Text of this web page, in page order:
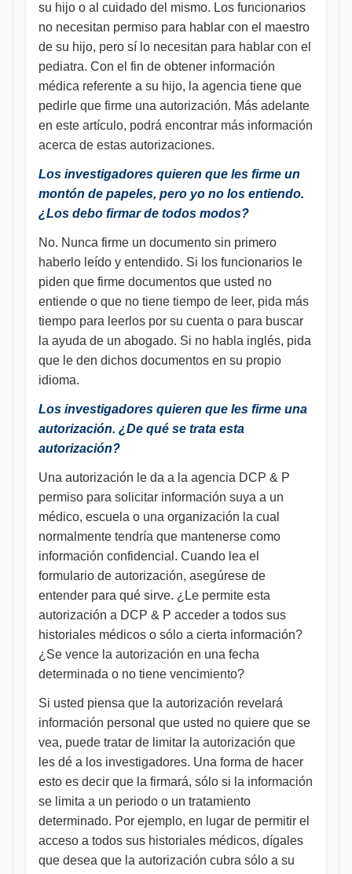
su hijo o al cuidado del mismo. Los funcionarios
no necesitan permiso para hablar con el maestro
de su hijo, pero sí lo necesitan para hablar con el
pediatra. Con el fin de obtener información
médica referente a su hijo, la agencia tiene que
pedirle que firme una autorización. Más adelante
en este artículo, podrá encontrar más información
acerca de estas autorizaciones.
Los investigadores quieren que les firme un
montón de papeles, pero yo no los entiendo.
¿Los debo firmar de todos modos?
No. Nunca firme un documento sin primero
haberlo leído y entendido. Si los funcionarios le
piden que firme documentos que usted no
entiende o que no tiene tiempo de leer, pida más
tiempo para leerlos por su cuenta o para buscar
la ayuda de un abogado. Si no habla inglés, pida
que le den dichos documentos en su propio
idioma.
Los investigadores quieren que les firme una
autorización. ¿De qué se trata esta
autorización?
Una autorización le da a la agencia DCP & P
permiso para solicitar información suya a un
médico, escuela o una organización la cual
normalmente tendría que mantenerse como
información confidencial. Cuando lea el
formulario de autorización, asegúrese de
entender para qué sirve. ¿Le permite esta
autorización a DCP & P acceder a todos sus
historiales médicos o sólo a cierta información?
¿Se vence la autorización en una fecha
determinada o no tiene vencimiento?
Si usted piensa que la autorización revelará
información personal que usted no quiere que se
vea, puede tratar de limitar la autorización que
les dé a los investigadores. Una forma de hacer
esto es decir que la firmará, sólo si la información
se limita a un periodo o un tratamiento
determinado. Por ejemplo, en lugar de permitir el
acceso a todos sus historiales médicos, dígales
que desea que la autorización cubra sólo a su